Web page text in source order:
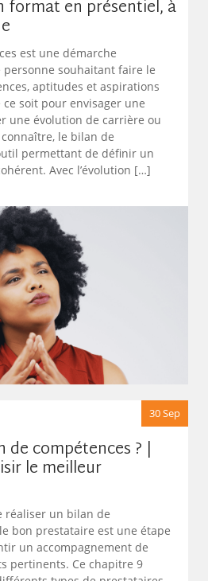
format en présentiel, à
est une démarche
souhaitant faire le
aptitudes et aspirations
soit pour envisager une
une évolution de carrière ou
le bilan de
permettant de définir un
Avec l’évolution […]
30 Sep
de compétences ? |
le meilleur
réaliser un bilan de
bon prestataire est une étape
un accompagnement de
pertinents. Ce chapitre 9